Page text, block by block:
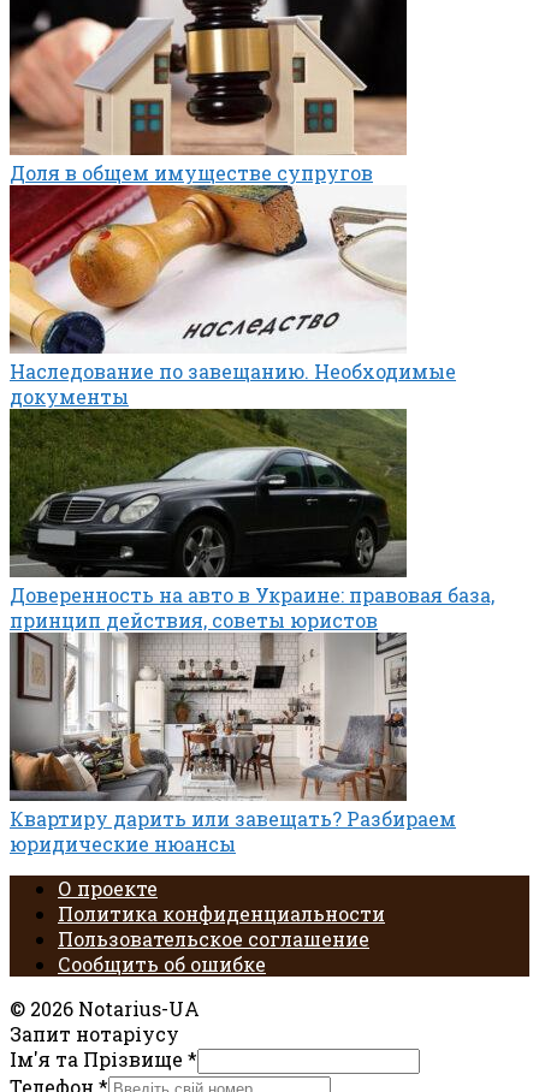
Доля в общем имуществе супругов
Наследование по завещанию. Необходимые
документы
Доверенность на авто в Украине: правовая база,
принцип действия, советы юристов
Квартиру дарить или завещать? Разбираем
юридические нюансы
О проекте
Политика конфиденциальности
Пользовательское соглашение
Сообщить об ошибке
© 2026 Notarius-UA
Запит нотаріусу
Ім'я та Прізвище *
Телефон *